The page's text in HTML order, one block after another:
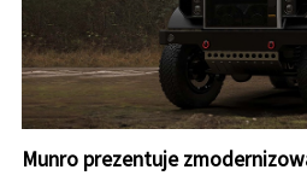
Munro prezentuje